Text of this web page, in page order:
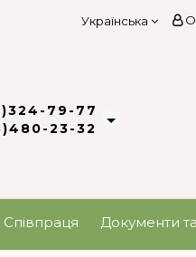
Українська
79-77
23-32
Співпраця Документи